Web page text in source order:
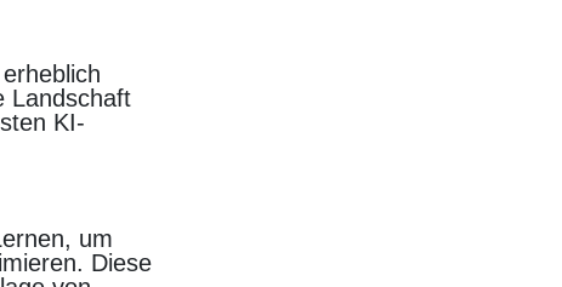
Landschaft
KI-
um
Diese